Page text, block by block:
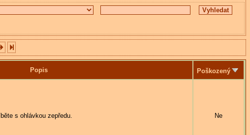
Popis Poškozený
s ohlávkou zepředu. Ne